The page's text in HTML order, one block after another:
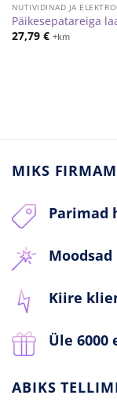
NUTIVIDINAD JA
Päikesepatareiga
27,79 € +km
MIKS
Parimad
Kiire
Üle
ABIKS